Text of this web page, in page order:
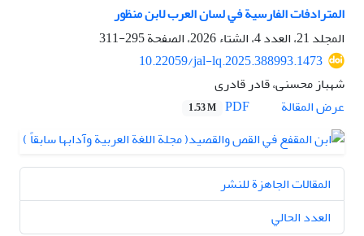
المترادفات الفارسية في لسان العرب لابن منظور
المجلد 21، العدد 4، الشتاء 2026، الصفحة
295-311
10.22059/jal-lq.2025.388993.1473
شهباز محسنی، قادر قادری
عرض المقالة
1.53 M
المقالات الجاهزة للنشر
العدد الحالي